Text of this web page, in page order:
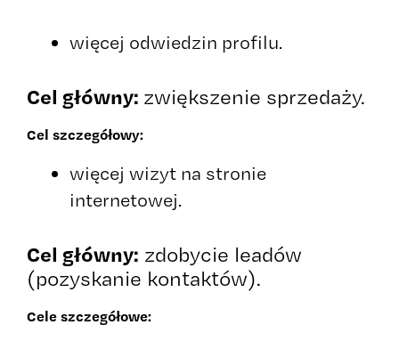
więcej odwiedzin profilu.
Cel główny: zwiększenie sprzedaży.
Cel szczegółowy:
więcej wizyt na stronie
internetowej.
Cel główny: zdobycie leadów
(pozyskanie kontaktów).
Cele szczegółowe: